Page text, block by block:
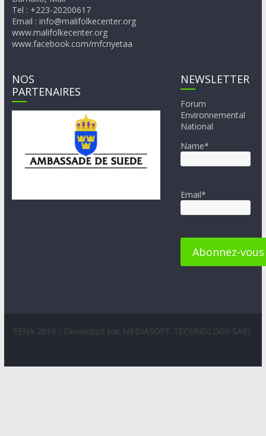
Tel : +223-20200617
Email : info@malifolkecenter.org
www.malifolkecenter.org
www.facebook.com/mfcnyetaa
NOS
PARTENAIRES
NEWSLETTER
Forum
Environnemental
National
Name*
Email*
FENA 2019 / Developpé par MEDIASOFT-TECHNOLOGY SARL